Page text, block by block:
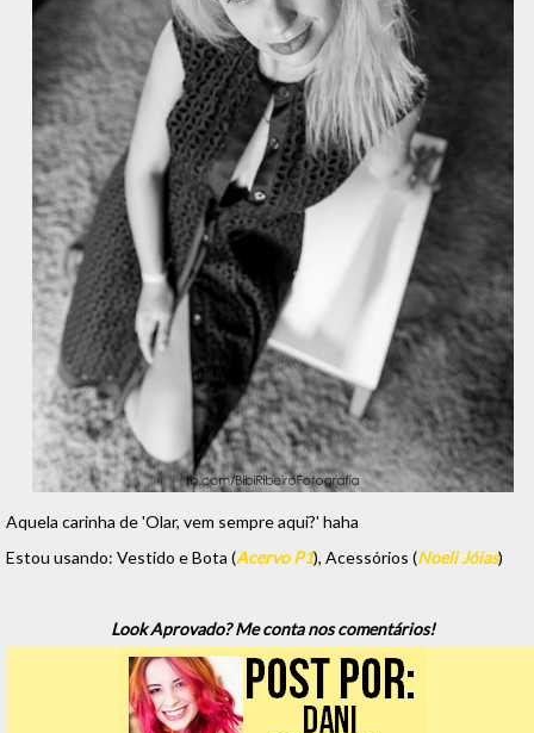
Aquela carinha de 'Olar, vem sempre aqui?' haha
Estou usando: Vestido e Bota (Acervo P1), Acessórios (Noeli Jóias)
Look Aprovado? Me conta nos comentários!